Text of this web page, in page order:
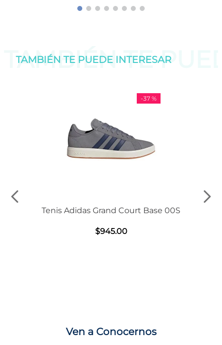
TAMBIÉN TE
TAMBIÉN TE PUEDE INTERESAR
-37 %
Tenis Adidas Grand Court Base 00S
$945.00
Ven a Conocernos